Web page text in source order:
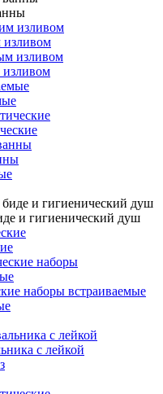
изливом
и гигиенический душ
наборы встраиваемые
с лейкой